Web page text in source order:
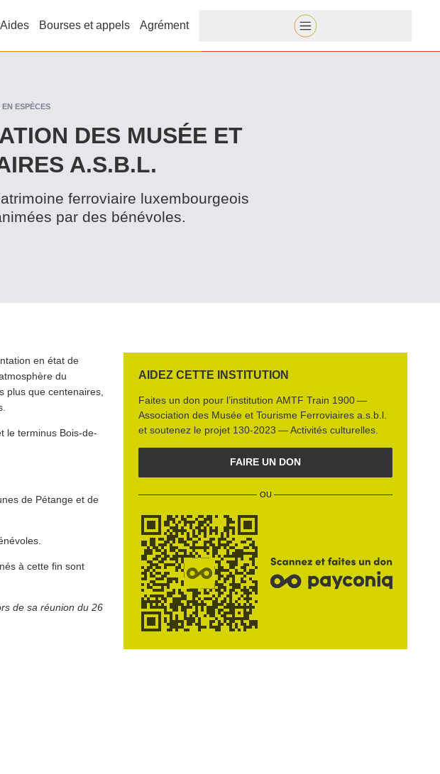
Aides Bourses et appels Agrément
ESPÈCES
DES MUSÉE ET
A.S.B.L.
ferroviaire lux­em­bour­geois
par des bénévoles.
en état de
du
plus que centenaires,
le terminus Bois-de-
de Pétange et de
à cette fin sont
de sa réunion du 26
AIDEZ CETTE INSTITUTION
Faites un don pour l’institutionAMTF Train 1900 —
Association des Musée et Tourisme Fer­rovi­aires a.s.b.l.
et soutenez le projet 130‑2023 — Activités culturelles
FAIRE UN DON
OU